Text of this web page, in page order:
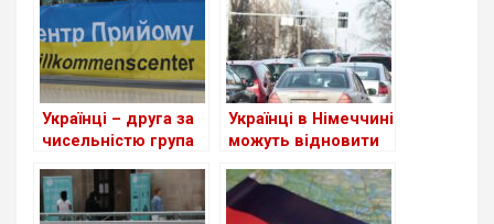
Українці – друга за
чисельністю група
Українці в Німеччині
можуть відновити
посвідчення водія